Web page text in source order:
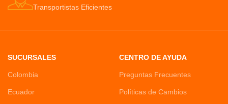
Transportistas Eficientes
SUCURSALES
Colombia
Ecuador
CENTRO DE AYUDA
Preguntas Frecuentes
Políticas de Cambios